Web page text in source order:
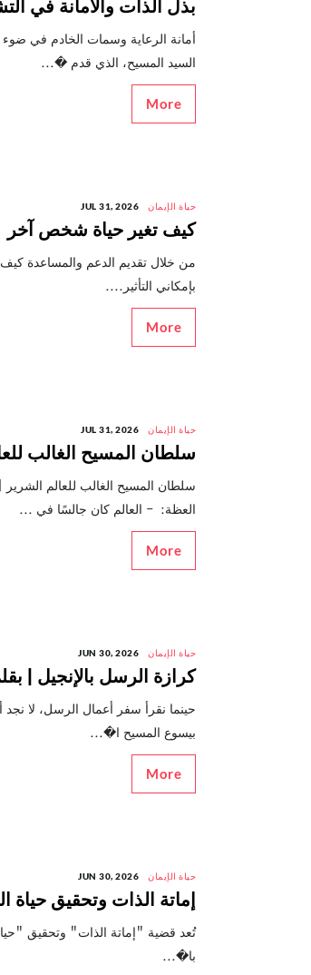
بذل الذات والأمانة في
أمانة الرعاية وسمات الخادم في
السيد المسيح، الذي قدم �...
More
حياة الإيمان JUL 31, 2026
كيف تغير حياة شخص آخر
من خلال تقديم الدعم والمساعدة
بإمكاني التأثير....
More
حياة الإيمان JUL 31, 2026
سلطان المسيح الغالب
سلطان المسيح الغالب للعالم
العظة: - العالم كان جالسًا في ...
More
حياة الإيمان JUN 30, 2026
كرازة الرسل بالإنجيل |
حينما نقرأ سفر أعمال الرسل، لا
بيسوع المسيح ا�...
More
حياة الإيمان JUN 30, 2026
إماتة الذات وتحقيق حياة
تُعد قضية "إماتة الذات" وتحقيق
با�...